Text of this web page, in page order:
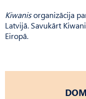
Kiwanisorganizācija
Latvijā. Savukārt
Eiropā.